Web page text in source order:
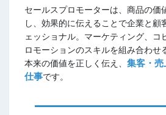
セールスプロモーターは、商品の価
し、効果的に伝えることで企業と顧
ェッショナル。マーケティング、コ
ロモーションのスキルを組み合わせ
本来の価値を正しく伝え、 集客・売
仕事です。